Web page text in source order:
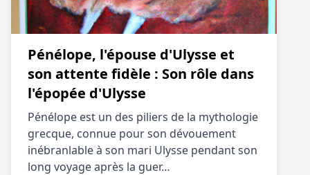
Pénélope, l'épouse d'Ulysse et
son attente fidèle : Son rôle dans
l'épopée d'Ulysse
Pénélope est un des piliers de la mythologie
grecque, connue pour son dévouement
inébranlable à son mari Ulysse pendant son
long voyage après la guer…